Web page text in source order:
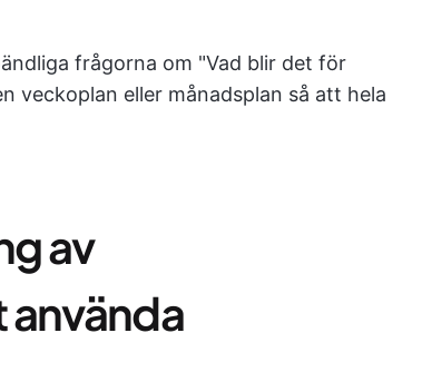
frågorna om "Vad blir det för
veckoplan eller månadsplan så att hela
av